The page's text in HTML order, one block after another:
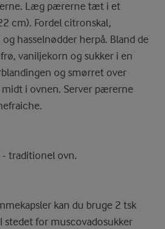
Læg pærerne tæt i et
cm). Fordel citronskal,
hasselnødder herpå. Bland de
vaniljekorn og sukker i en
og smørret over
i ovnen. Server pærerne
- traditionel ovn.
kan du bruge 2 tsk
stedet for muscovadosukker